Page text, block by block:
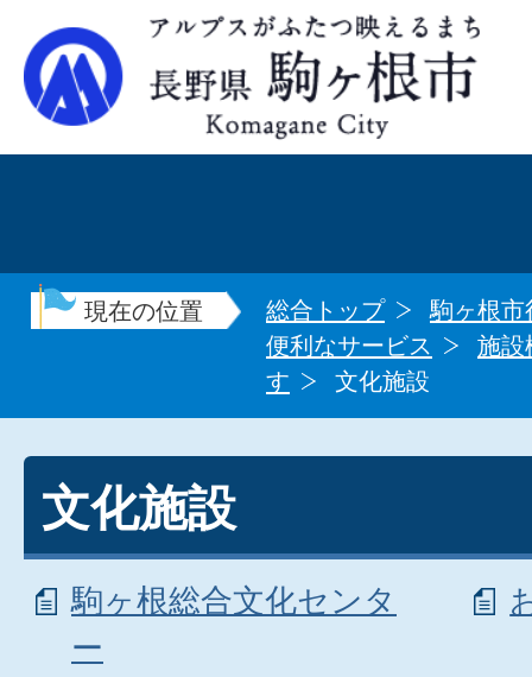
現在の位置 総合トップ
駒ヶ根市
便利なサービス
施設
す
文化施設
文化施設
駒ヶ根総合文化センタ
ー